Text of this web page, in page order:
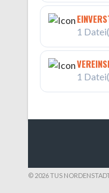
1
1
© 2026 TUS